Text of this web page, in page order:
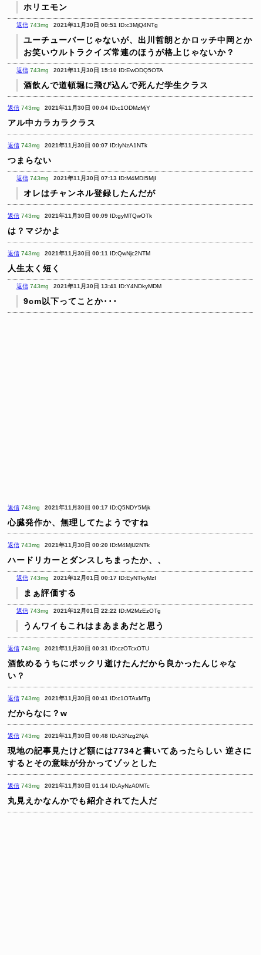
ホリエモン
返信 743mg 2021年11月30日 00:51 ID:c3MjQ4NTg
ユーチューバーじゃないが、出川哲朗とかロッチ中岡とか
お笑いウルトラクイズ常連のほうが格上じゃないか？
返信 743mg 2021年11月30日 15:10 ID:EwODQ5OTA
酒飲んで道頓堀に飛び込んで死んだ学生クラス
返信 743mg 2021年11月30日 00:04 ID:c1ODMzMjY
アル中カラカラクラス
返信 743mg 2021年11月30日 00:07 ID:IyNzA1NTk
つまらない
返信 743mg 2021年11月30日 07:13 ID:M4MDI5MjI
オレはチャンネル登録したんだが
返信 743mg 2021年11月30日 00:09 ID:gyMTQwOTk
は？マジかよ
返信 743mg 2021年11月30日 00:11 ID:QwNjc2NTM
人生太く短く
返信 743mg 2021年11月30日 13:41 ID:Y4NDkyMDM
9cm以下ってことか･･･
返信 743mg 2021年11月30日 00:17 ID:Q5NDY5Mjk
心臓発作か、無理してたようですね
返信 743mg 2021年11月30日 00:20 ID:M4MjU2NTk
ハードリカーとダンスしちまったか、、
返信 743mg 2021年12月01日 00:17 ID:EyNTkyMzI
まぁ評価する
返信 743mg 2021年12月01日 22:22 ID:M2MzEzOTg
うんワイもこれはまあまあだと思う
返信 743mg 2021年11月30日 00:31 ID:czOTcxOTU
酒飲めるうちにポックリ逝けたんだから良かったんじゃな
い？
返信 743mg 2021年11月30日 00:41 ID:c1OTAxMTg
だからなに？w
返信 743mg 2021年11月30日 00:48 ID:A3Nzg2NjA
現地の記事見たけど額には7734と書いてあったらしい 逆さに
するとその意味が分かってゾッとした
返信 743mg 2021年11月30日 01:14 ID:AyNzA0MTc
丸見えかなんかでも紹介されてた人だ